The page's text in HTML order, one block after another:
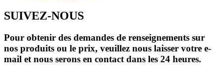
SUIVEZ-NOUS
Pour obtenir des demandes de renseignements sur
nos produits ou le prix, veuillez nous laisser votre e-
mail et nous serons en contact dans les 24 heures.